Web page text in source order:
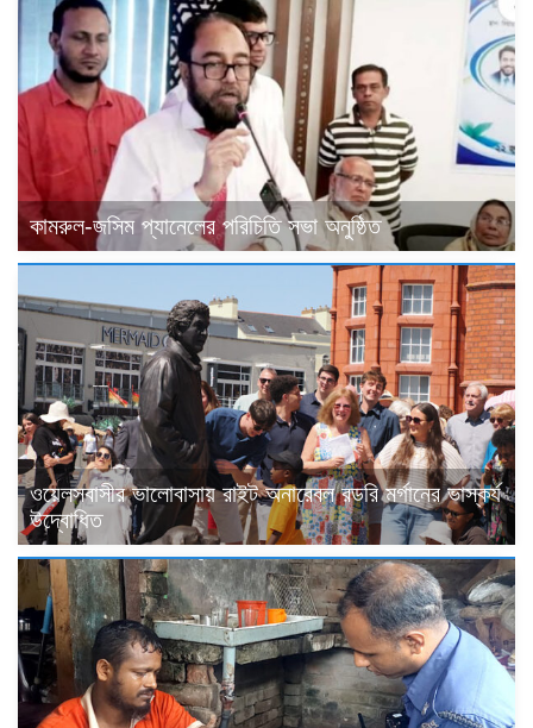
কামরুল-জসিম প্যানেলের পরিচিতি সভা অনুষ্ঠিত
ওয়েলসবাসীর ভালোবাসায় রাইট অনারেবল রডরি মর্গানের ভাস্কর্য
উদ্বোধিত